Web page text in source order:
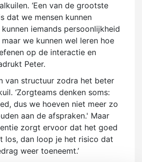
‘Een van de grootste
dat we mensen kunnen
iemands persoonlijkheid
we kunnen wel leren hoe
op de interactie en
Peter.
van structuur zodra het beter
‘Zorgteams denken soms:
dus we hoeven niet meer zo
aan de afspraken.' Maar
zorgt ervoor dat het goed
los, dan loop je het risico dat
weer toeneemt.’